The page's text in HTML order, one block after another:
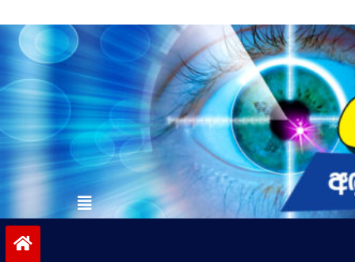
to
contentvinivida.lk